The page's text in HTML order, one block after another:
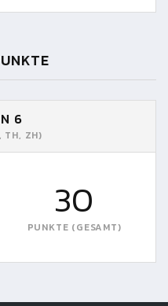
6
TH, ZH)
30
PUNKTE (GESAMT)